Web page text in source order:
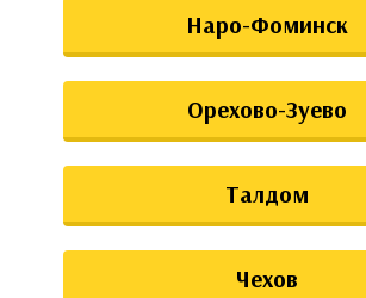
Наро-Фоминск
Орехово-Зуево
Талдом
Чехов